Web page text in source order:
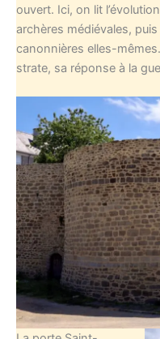
ouvert. Ici, on lit
archères médiévales,
canonnières elles-
strate, sa réponse à la